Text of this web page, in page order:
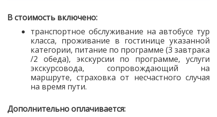
В стоимость включено:
транспортное обслуживание на автобусе тур
класса, проживание в гостинице указанной
категории, питание по программе (3 завтрака
/2 обеда), экскурсии по программе, услуги
экскурсовода, сопровождающий на
маршруте, страховка от несчастного случая
на время пути.
Дополнительно оплачивается: